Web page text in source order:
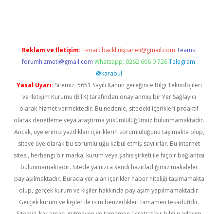
Reklam ve İletişim: E-mail: backlinkpaneli@gmail.com Teams:
forumhizmeti@gmail.com Whatsapp: 0262 606 0 726 Telegram:
@karabul
Yasal Uyarı: Sitemiz, 5651 Sayılı Kanun gereğince Bilgi Teknolojileri
ve İletişim Kurumu (BTK) tarafından onaylanmış bir Yer Sağlayıcı
olarak hizmet vermektedir. Bu nedenle, sitedeki içerikleri proaktif
olarak denetleme veya araştırma yükümlülüğümüz bulunmamaktadır.
Ancak, üyelerimiz yazdıkları içeriklerin sorumluluğunu taşımakta olup,
siteye üye olarak bu sorumluluğu kabul etmiş sayılırlar. Bu internet
sitesi, herhangi bir marka, kurum veya şahıs şirketi ile hiçbir bağlantısı
bulunmamaktadır. Sitede yalnızca kendi hazırladığımız makaleler
paylaşılmaktadır. Burada yer alan içerikler haber niteliği taşımamakta
olup, gerçek kurum ve kişiler hakkında paylaşım yapılmamaktadır.
Gerçek kurum ve kişiler ile isim benzerlikleri tamamen tesadüfidir.